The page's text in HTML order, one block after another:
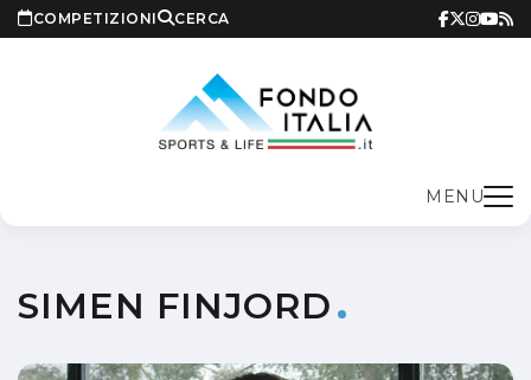
COMPETIZIONI CERCA
MENU
SIMEN FINJORD